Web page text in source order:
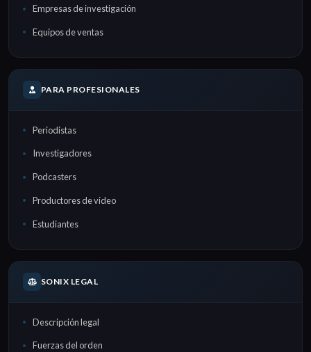
Empresas de investigación
Equipos de ventas
PARA PROFESIONALES
Periodistas
Investigadores
Podcasters
Productores de video
Estudiantes
SONIX LEGAL
Descripción legal
Fuerzas del orden